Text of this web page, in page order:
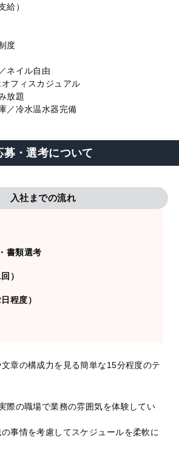
給）
度
ネイル自由
フィスカジュアル
放題
／冷水温水器完備
募・選考について
入社までの流れ
書類選考
）
程度）
章の構成力を見る簡単な15分程度のテ
際の職場で業務の雰囲気を体験してい
事情を考慮してスケジュールを柔軟に